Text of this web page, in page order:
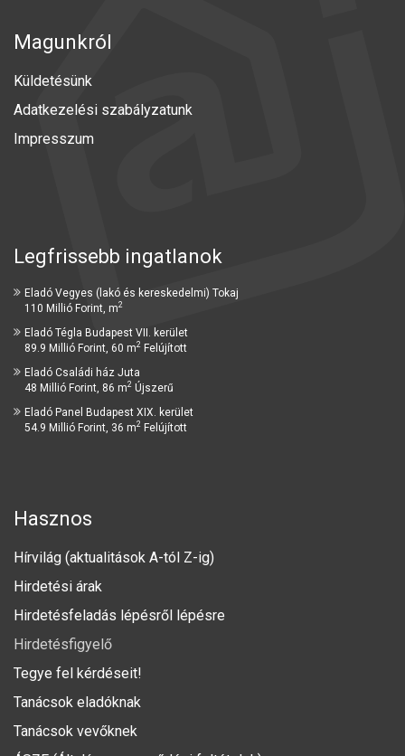
Magunkról
Küldetésünk
Adatkezelési szabályzatunk
Impresszum
Legfrissebb ingatlanok
Eladó Vegyes (lakó és kereskedelmi) Tokaj
110 Millió Forint, m2
Eladó Tégla Budapest VII. kerület
89.9 Millió Forint, 60 m2 Felújított
Eladó Családi ház Juta
48 Millió Forint, 86 m2 Újszerű
Eladó Panel Budapest XIX. kerület
54.9 Millió Forint, 36 m2 Felújított
Hasznos
Hírvilág (aktualitások A-tól Z-ig)
Hirdetési árak
Hirdetésfeladás lépésről lépésre
Hirdetésfigyelő
Tegye fel kérdéseit!
Tanácsok eladóknak
Tanácsok vevőknek